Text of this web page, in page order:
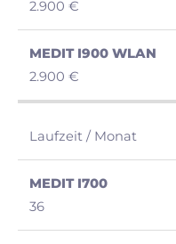
2.900 €
2.900 €
Laufzeit / Monat
36